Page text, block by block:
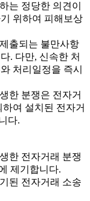
는 정당한 의견이
위하여 피해보상
출되는 불만사항
. 다만, 신속한 처
처리일정을 즉시
한 분쟁은 전자거
여 설치된 전자거
다.
한 전자거래 분쟁
제기합니다.
된 전자거래 소송